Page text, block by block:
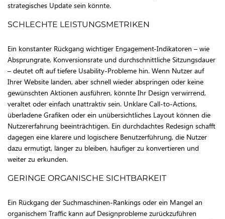
strategisches Update sein könnte.
SCHLECHTE LEISTUNGSMETRIKEN
Ein konstanter Rückgang wichtiger Engagement-Indikatoren – wie
Absprungrate, Konversionsrate und durchschnittliche Sitzungsdauer
– deutet oft auf tiefere Usability-Probleme hin. Wenn Nutzer auf
Ihrer Website landen, aber schnell wieder abspringen oder keine
gewünschten Aktionen ausführen, könnte Ihr Design verwirrend,
veraltet oder einfach unattraktiv sein. Unklare Call-to-Actions,
überladene Grafiken oder ein unübersichtliches Layout können die
Nutzererfahrung beeinträchtigen. Ein durchdachtes Redesign schafft
dagegen eine klarere und logischere Benutzerführung, die Nutzer
dazu ermutigt, länger zu bleiben, häufiger zu konvertieren und
weiter zu erkunden.
GERINGE ORGANISCHE SICHTBARKEIT
Ein Rückgang der Suchmaschinen-Rankings oder ein Mangel an
organischem Traffic kann auf Designprobleme zurückzuführen